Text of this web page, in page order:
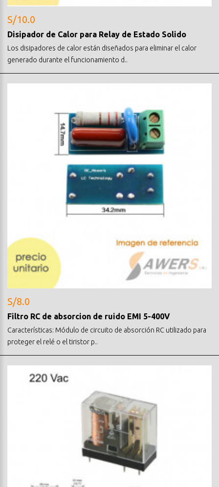
S/10.0
Disipador de Calor para Relay de Estado Solido
Los disipadores de calor están diseñados para eliminar el calor
generado durante el funcionamiento d..
S/8.0
Filtro RC de absorcion de ruido EMI 5-400V
Características: Módulo de circuito de absorción RC utilizado para
proteger el relé o el tiristor p..